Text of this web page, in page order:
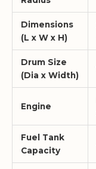
Dimensions
(L x W x H)
Drum Size
(Dia x Width)
Engine
Fuel Tank
Capacity